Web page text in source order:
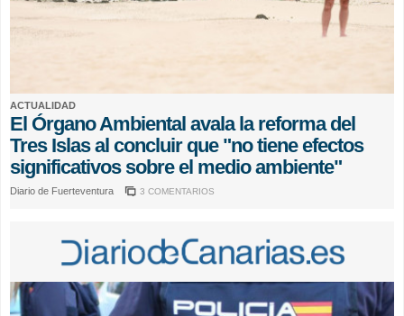
ACTUALIDAD
El Órgano Ambiental avala la reforma del
Tres Islas al concluir que "no tiene efectos
significativos sobre el medio ambiente"
Diario de Fuerteventura 3 COMENTARIOS